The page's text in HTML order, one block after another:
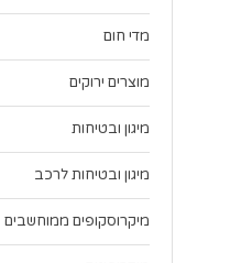
מדי חום
מוצרים ירוקים
מיגון ובטיחות
מיגון ובטיחות לרכב
מיקרוסקופים ממוחשבים